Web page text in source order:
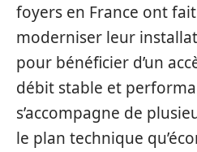
foyers en France ont
moderniser leur
pour bénéficier d’un
débit stable et
s’accompagne de
le plan technique